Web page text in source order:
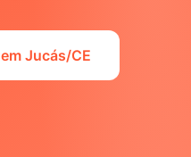
Jucás/CE